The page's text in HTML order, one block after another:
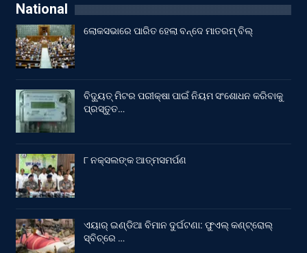
National
ଲୋକସଭାରେ ପାରିତ ହେଲା ବନ୍ଦେ ମାତରମ୍‌ ବିଲ୍‌
ବିଦ୍ୟୁତ୍ ମିଟର ପରୀକ୍ଷା ପାଇଁ ନିୟମ ସଂଶୋଧନ କରିବାକୁ
ପ୍ରସ୍ତୁତ…
୮ ନକ୍ସଲଙ୍କ ଆତ୍ମସମର୍ପଣ
ଏୟାର୍ ଇଣ୍ଡିଆ ବିମାନ ଦୁର୍ଘଟଣା: ଫୁଏଲ୍‌ କଣ୍ଟ୍ରୋଲ୍‌
ସ୍ବିଚ୍‌ରେ …